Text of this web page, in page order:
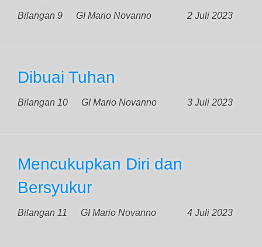
Bilangan 9 2 Juli 2023
GI Mario Novanno
Dibuai Tuhan
Bilangan 10 3 Juli 2023
GI Mario Novanno
Mencukupkan Diri dan
Bersyukur
Bilangan 11 4 Juli 2023
GI Mario Novanno